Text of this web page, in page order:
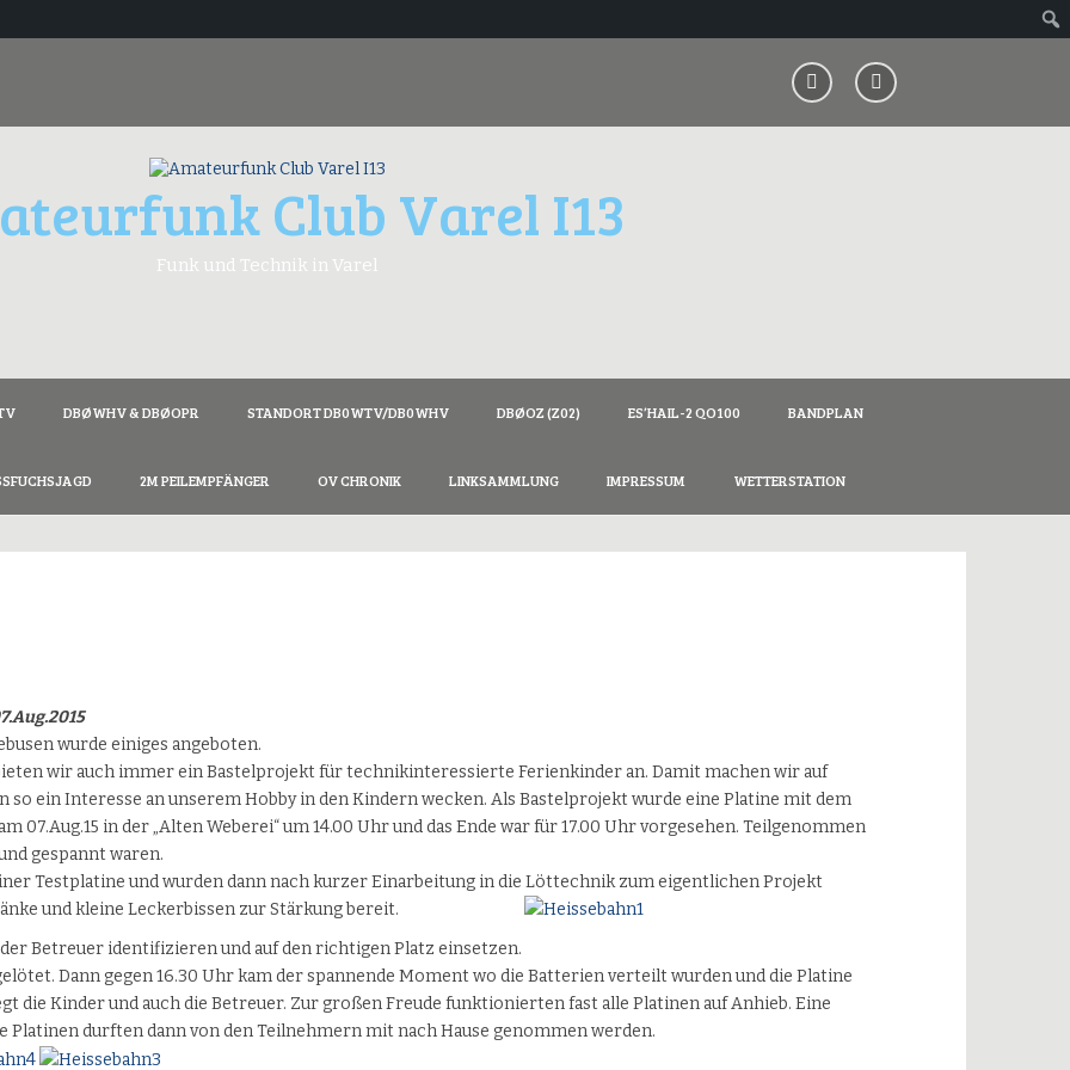
Club Varel I13
Funk und Technik in Varel
DBØWHV & DBØOPR STANDORT DB0WTV/DB0WHV DBØOZ (Z02) ES’HAIL-2 QO100 BANDPLAN
2M PEILEMPFÄNGER OV CHRONIK LINKSAMMLUNG IMPRESSUM WETTERSTATION
wurde einiges angeboten.
wir auch immer ein Bastelprojekt für technikinteressierte Ferienkinder an. Damit machen wir auf
ein Interesse an unserem Hobby in den Kindern wecken. Als Bastelprojekt wurde eine Platine mit dem
07.Aug.15 in der „Alten Weberei“ um 14.00 Uhr und das Ende war für 17.00 Uhr vorgesehen. Teilgenommen
gespannt waren.
Testplatine und wurden dann nach kurzer Einarbeitung in die Löttechnik zum eigentlichen Projekt
und kleine Leckerbissen zur Stärkung bereit.
Betreuer identifizieren und auf den richtigen Platz einsetzen.
Dann gegen 16.30 Uhr kam der spannende Moment wo die Batterien verteilt wurden und die Platine
die Kinder und auch die Betreuer. Zur großen Freude funktionierten fast alle Platinen auf Anhieb. Eine
Platinen durften dann von den Teilnehmern mit nach Hause genommen werden.